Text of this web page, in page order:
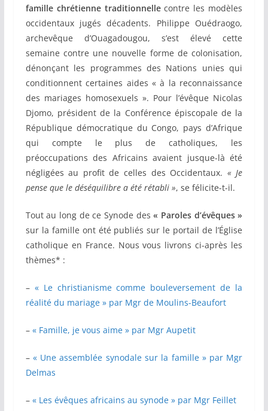
famille chrétienne traditionnellecontre les modèles
occidentaux jugés décadents. Philippe Ouédraogo,
archevêque d’Ouagadougou, s’est élevé cette
semaine contre une nouvelle forme de colonisation,
dénonçant les programmes des Nations unies qui
conditionnent certaines aides « à la reconnaissance
des mariages homosexuels ». Pour l’évêque Nicolas
Djomo, président de la Conférence épiscopale de la
République démocratique du Congo, pays d’Afrique
qui compte le plus de catholiques, les
préoccupations des Africains avaient jusque-là été
négligées au profit de celles des Occidentaux. « Je
pense que le déséquilibre a été rétabli », se félicite-t-il.
Tout au long de ce Synode des« Paroles d’évêques »
sur la famille ont été publiés sur le portail de l’Église
catholique en France. Nous vous livrons ci-après les
thèmes* :
– « Le christianisme comme bouleversement de la
réalité du mariage » par Mgr de Moulins-Beaufort
– « Famille, je vous aime » par Mgr Aupetit
– « Une assemblée synodale sur la famille » par Mgr
Delmas
– « Les évêques africains au synode » par Mgr Feillet